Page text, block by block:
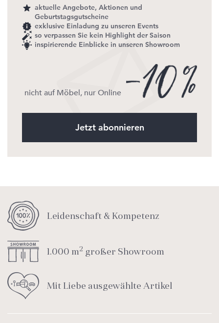
aktuelle Angebote, Aktionen und
Geburtstagsgutscheine
exklusive Einladung zu unseren Events
so verpassen Sie kein Highlight der Saison
inspirierende Einblicke in unseren Showroom
nicht auf Möbel, nur Online
Jetzt abonnieren
Leidenschaft & Kompetenz
1.000 m2 großer Showroom
Mit Liebe ausgewählte Artikel